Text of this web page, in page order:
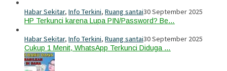
Habar Sekitar, Info Terkini, Ruang santai30 September 2025
HP Terkunci karena Lupa PIN/Password? Be…
Habar Sekitar, Info Terkini, Ruang santai30 September 2025
Cukup 1 Menit, WhatsApp Terkunci Diduga …